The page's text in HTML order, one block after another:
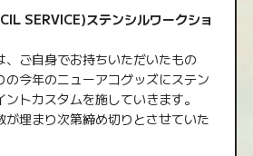
SERVICE)ステンシルワークショ
、ご自身でお持ちいただいたもの
の今年のニューアコグッズにステン
トカスタムを施していきます。
が埋まり次第締め切りとさせていた